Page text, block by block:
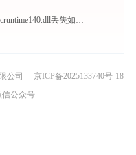
honorsuite HonorSuite.exe系统错误vcruntime140.dll丢失如何解决
公司
京ICP备2025133740号-18
信公众号